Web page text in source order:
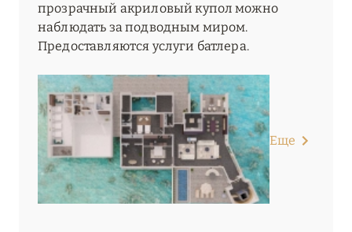
прозрачный акриловый купол можно
наблюдать за подводным миром.
Предоставляются услуги батлера.
Еще